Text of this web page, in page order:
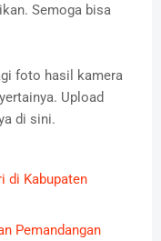
Semoga bisa
foto hasil kamera
Upload
di sini.
di Kabupaten
Pemandangan